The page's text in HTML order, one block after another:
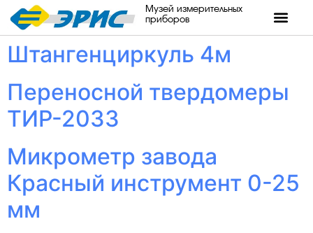
Музей измерительных
приборов
Штангенциркуль 4м
Переносной твердомеры
ТИР-2033
Микрометр завода
Красный инструмент 0-25
мм